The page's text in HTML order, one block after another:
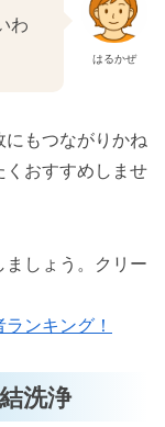
はるかぜ
わ
もつながりかね
くおすすめしませ
しょう。クリー
ンキング！
洗浄